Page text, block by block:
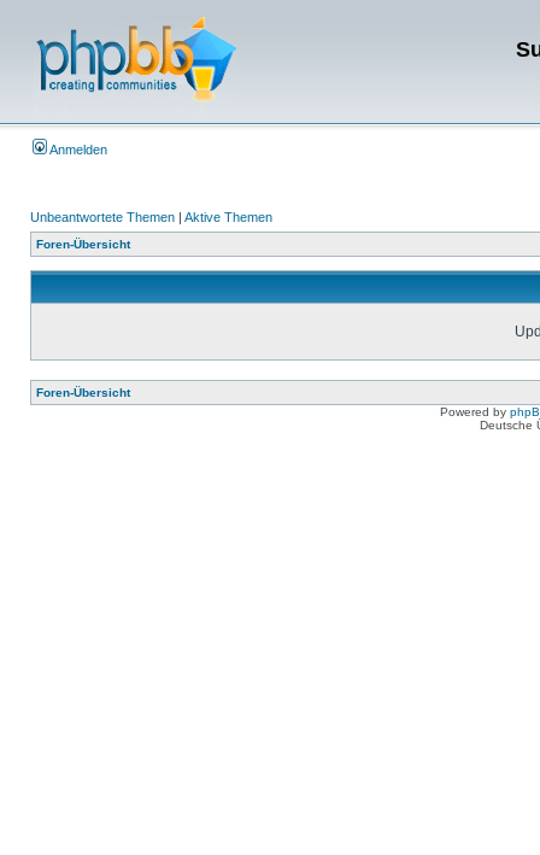
Anmelden
Unbeantwortete Themen | Aktive Themen
Foren-Übersicht
Foren-Übersicht
Powered by
Deutsche